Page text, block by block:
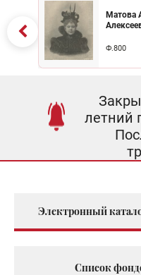
Матова
Ф.800
летний
Электронный
Список